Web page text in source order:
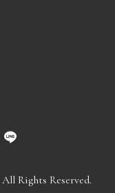
All Rights Reserved.